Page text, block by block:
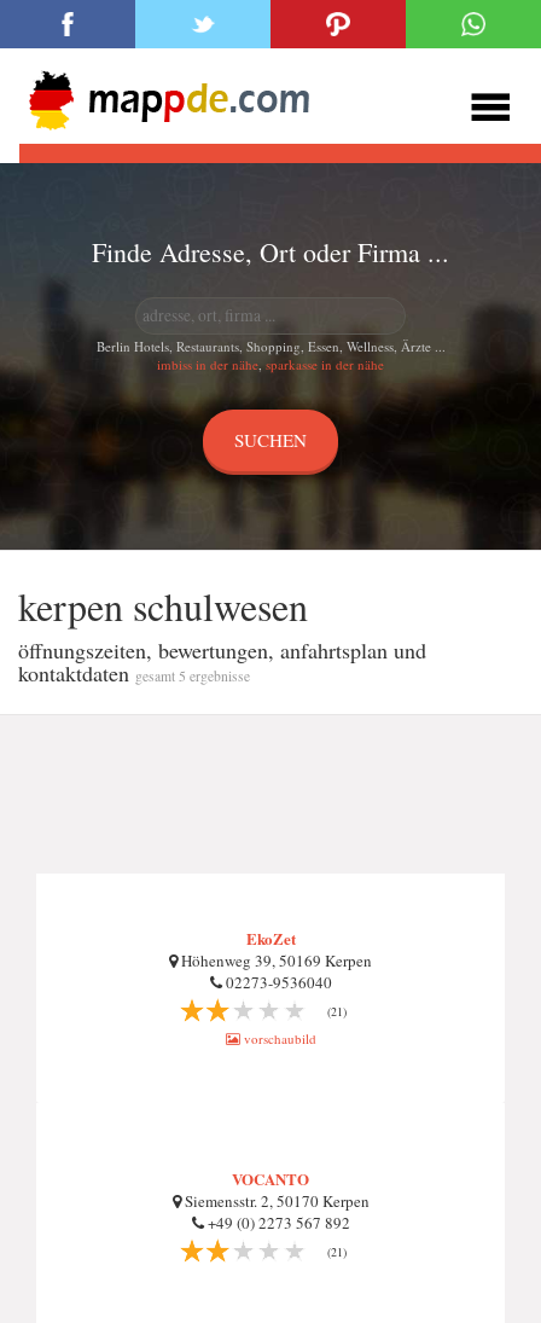
Finde Adresse, Ort oder Firma ...
Berlin Hotels, Restaurants, Shopping, Essen, Wellness, Ärzte ...
imbiss in der nähe, sparkasse in der nähe
kerpen schulwesen
öffnungszeiten, bewertungen, anfahrtsplan und
kontaktdaten gesamt 5 ergebnisse
EkoZet
Höhenweg 39, 50169 Kerpen
02273-9536040
(21)
vorschaubild
VOCANTO
Siemensstr. 2, 50170 Kerpen
+49 (0) 2273 567 892
(21)